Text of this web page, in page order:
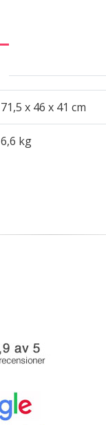
71,5 x 46 x 41 cm
6,6 kg